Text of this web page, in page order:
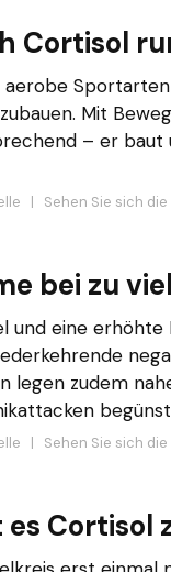
Cortisol
aerobe
Mit
– er baut
| Sehen Sie sich
bei zu
und eine
legen zudem
Sehen Sie sich
Cortisol